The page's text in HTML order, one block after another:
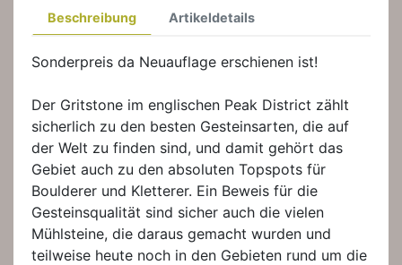
Beschreibung Artikeldetails
Sonderpreis da Neuauflage erschienen ist!
Der Gritstone im englischen Peak District zählt
sicherlich zu den besten Gesteinsarten, die auf
der Welt zu finden sind, und damit gehört das
Gebiet auch zu den absoluten Topspots für
Boulderer und Kletterer. Ein Beweis für die
Gesteinsqualität sind sicher auch die vielen
Mühlsteine, die daraus gemacht wurden und
teilweise heute noch in den Gebieten rund um die